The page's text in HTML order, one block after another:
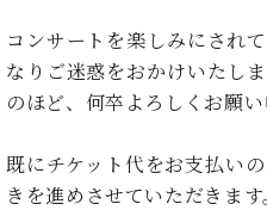
ヒ
シ
タ
イ
ヒ
シ
ュ
タ
ン・
シ
ト
レ
ス
ン
シュ
タイ
シュ
ーレ
社
案
内
お
問
コンサートを楽しみにされ
なりご迷惑をおかけいたし
のほど、何卒よろしくお願い
既にチケット代をお支払い
きを進めさせていただきます